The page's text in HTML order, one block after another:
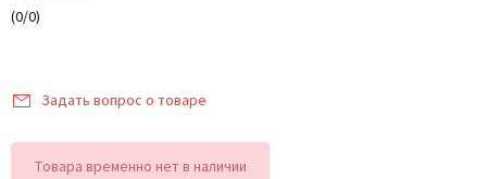
(0/0)
Задать вопрос о товаре
Товара временно нет в наличии